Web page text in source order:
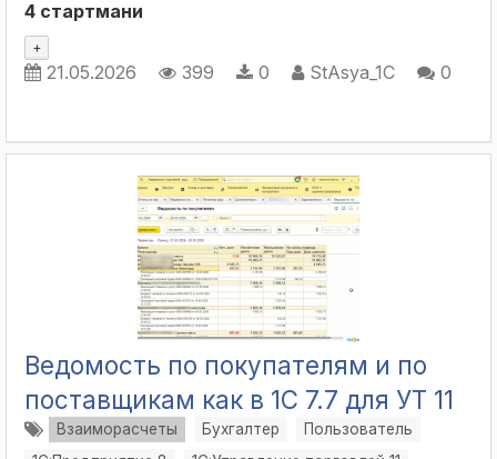
4 стартмани
+
21.05.2026 399 0 StAsya_1C 0
Ведомость по покупателям и по
поставщикам как в 1С 7.7 для УТ 11
Взаиморасчеты Бухгалтер
Пользователь